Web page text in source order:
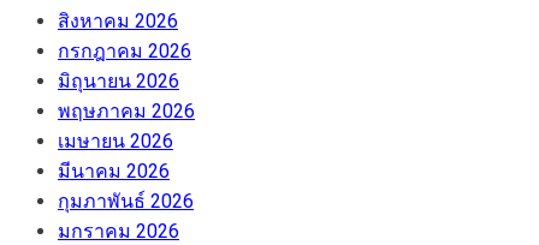
สิงหาคม 2026
กรกฎาคม 2026
มิถุนายน 2026
พฤษภาคม 2026
เมษายน 2026
มีนาคม 2026
กุมภาพันธ์ 2026
มกราคม 2026